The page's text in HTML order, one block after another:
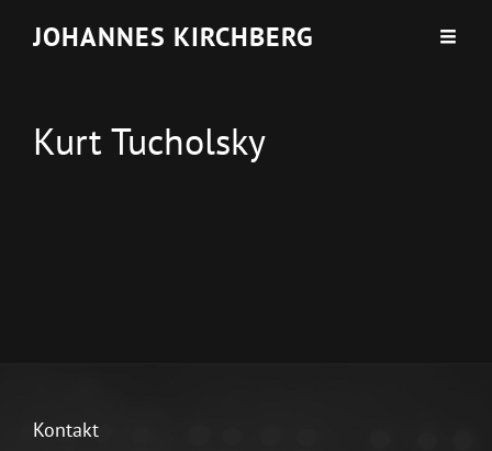
JOHANNES KIRCHBERG
Kurt Tucholsky
Kontakt